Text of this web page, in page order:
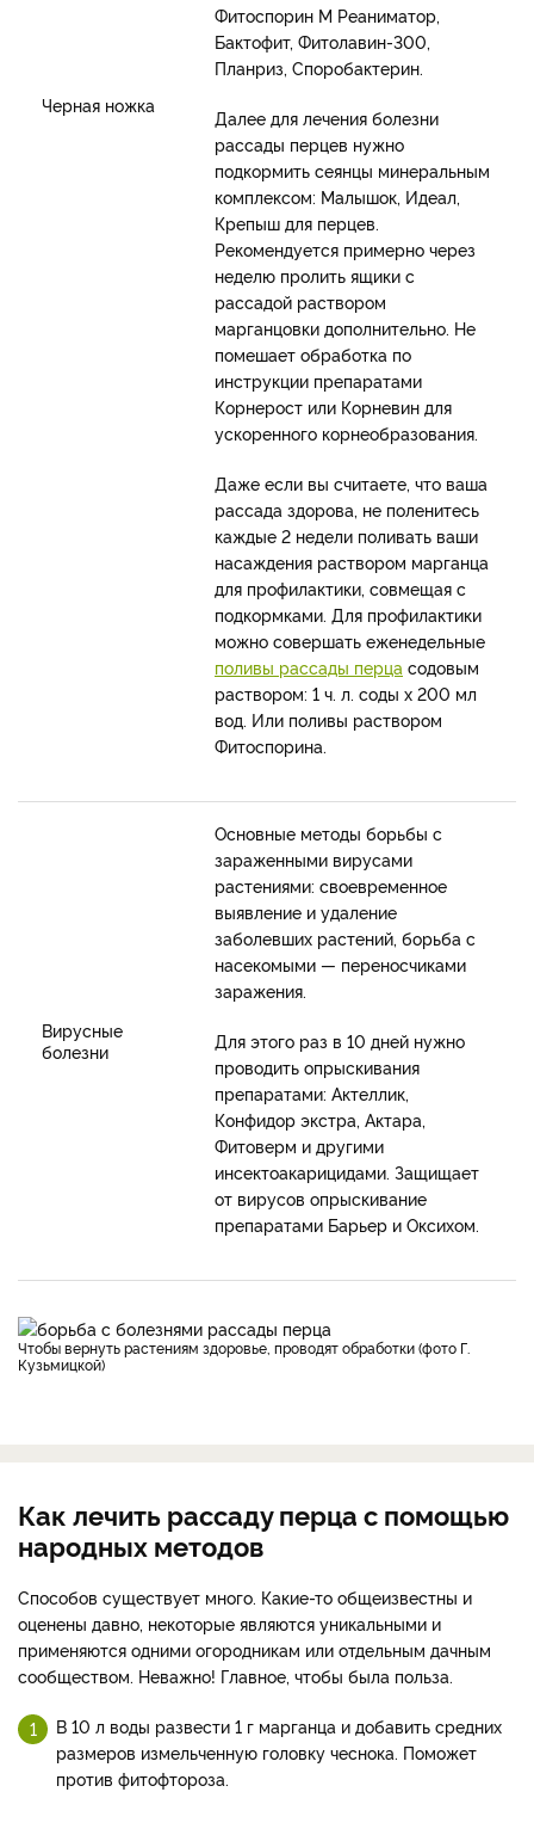
Черная ножка
Фитоспорин М Реаниматор,
Бактофит, Фитолавин-300,
Планриз, Споробактерин.
Далее для лечения болезни
рассады перцев нужно
подкормить сеянцы минеральным
комплексом: Малышок, Идеал,
Крепыш для перцев.
Рекомендуется примерно через
неделю пролить ящики с
рассадой раствором
марганцовки дополнительно. Не
помешает обработка по
инструкции препаратами
Корнерост или Корневин для
ускоренного корнеобразования.
Даже если вы считаете, что ваша
рассада здорова, не поленитесь
каждые 2 недели поливать ваши
насаждения раствором марганца
для профилактики, совмещая с
подкормками. Для профилактики
можно совершать еженедельные
поливы рассады перца содовым
раствором: 1 ч. л. соды х 200 мл
вод. Или поливы раствором
Фитоспорина.
Вирусные
болезни
Основные методы борьбы с
зараженными вирусами
растениями: своевременное
выявление и удаление
заболевших растений, борьба с
насекомыми — переносчиками
заражения.
Для этого раз в 10 дней нужно
проводить опрыскивания
препаратами: Актеллик,
Конфидор экстра, Актара,
Фитоверм и другими
инсектоакарицидами. Защищает
от вирусов опрыскивание
препаратами Барьер и Оксихом.
Чтобы вернуть растениям здоровье, проводят обработки (фото Г.
Кузьмицкой)
Как лечить рассаду перца с помощью
народных методов
Способов существует много. Какие-то общеизвестны и
оценены давно, некоторые являются уникальными и
применяются одними огородникам или отдельным дачным
сообществом. Неважно! Главное, чтобы была польза.
В 10 л воды развести 1 г марганца и добавить средних
размеров измельченную головку чеснока. Поможет
против фитофтороза.